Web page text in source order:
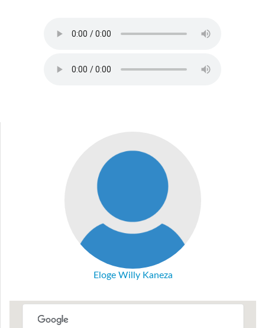
KABU_FR1.MP3
KABU_FR.MP3
Eloge Willy Kaneza